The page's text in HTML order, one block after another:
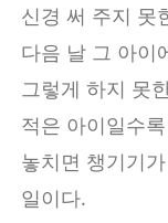
신경 써 주지 못
다음 날 그 아이
그렇게 하지 못
적은 아이일수
놓치면 챙기기
일이다.